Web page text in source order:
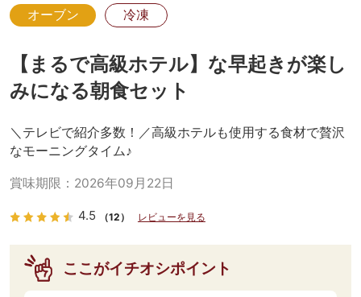
オーブン
冷凍
【まるで高級ホテル】な早起きが楽し
みになる朝食セット
＼テレビで紹介多数！／高級ホテルも使用する食材で贅沢
なモーニングタイム♪
賞味期限： 2026年09月22日
4.5 （12） レビューを見る
ここがイチオシポイント